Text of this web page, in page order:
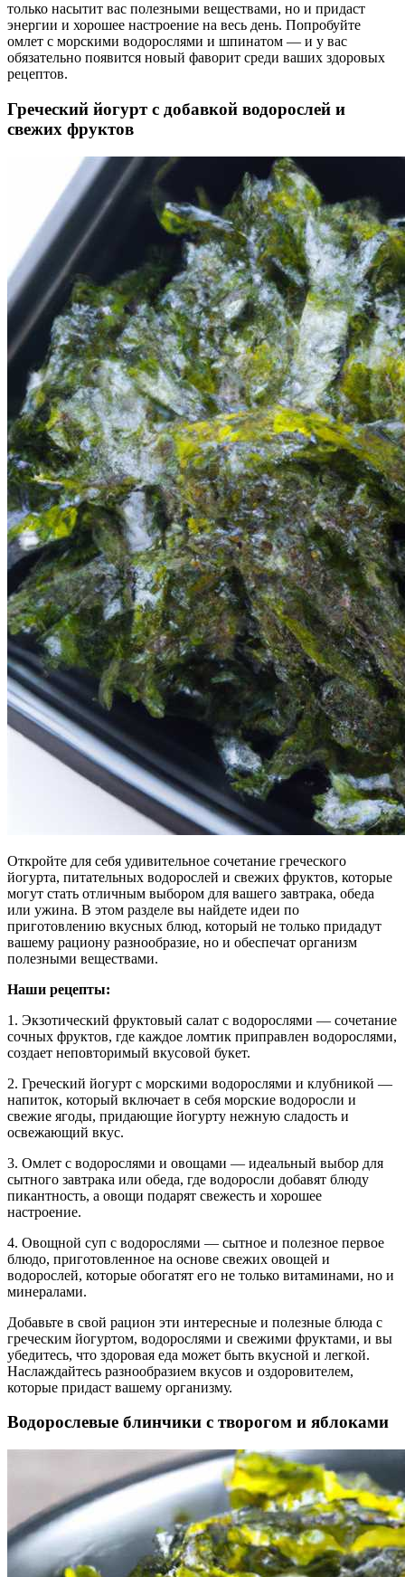
только насытит вас полезными веществами, но и придаст
энергии и хорошее настроение на весь день. Попробуйте
омлет с морскими водорослями и шпинатом — и у вас
обязательно появится новый фаворит среди ваших здоровых
рецептов.
Греческий йогурт с добавкой водорослей и
свежих фруктов
Откройте для себя удивительное сочетание греческого
йогурта, питательных водорослей и свежих фруктов, которые
могут стать отличным выбором для вашего завтрака, обеда
или ужина. В этом разделе вы найдете идеи по
приготовлению вкусных блюд, который не только придадут
вашему рациону разнообразие, но и обеспечат организм
полезными веществами.
Наши рецепты:
1. Экзотический фруктовый салат с водорослями — сочетание
сочных фруктов, где каждое ломтик приправлен водорослями,
создает неповторимый вкусовой букет.
2. Греческий йогурт с морскими водорослями и клубникой —
напиток, который включает в себя морские водоросли и
свежие ягоды, придающие йогурту нежную сладость и
освежающий вкус.
3. Омлет с водорослями и овощами — идеальный выбор для
сытного завтрака или обеда, где водоросли добавят блюду
пикантность, а овощи подарят свежесть и хорошее
настроение.
4. Овощной суп с водорослями — сытное и полезное первое
блюдо, приготовленное на основе свежих овощей и
водорослей, которые обогатят его не только витаминами, но и
минералами.
Добавьте в свой рацион эти интересные и полезные блюда с
греческим йогуртом, водорослями и свежими фруктами, и вы
убедитесь, что здоровая еда может быть вкусной и легкой.
Наслаждайтесь разнообразием вкусов и оздоровителем,
которые придаст вашему организму.
Водорослевые блинчики с творогом и яблоками